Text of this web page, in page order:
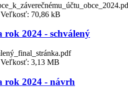
70,86 kB
rok 2024 - schválený
Veľkosť: 3,13 MB
rok 2024 - návrh